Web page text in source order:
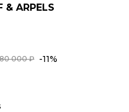
& ARPELS
000 ₽ -11%